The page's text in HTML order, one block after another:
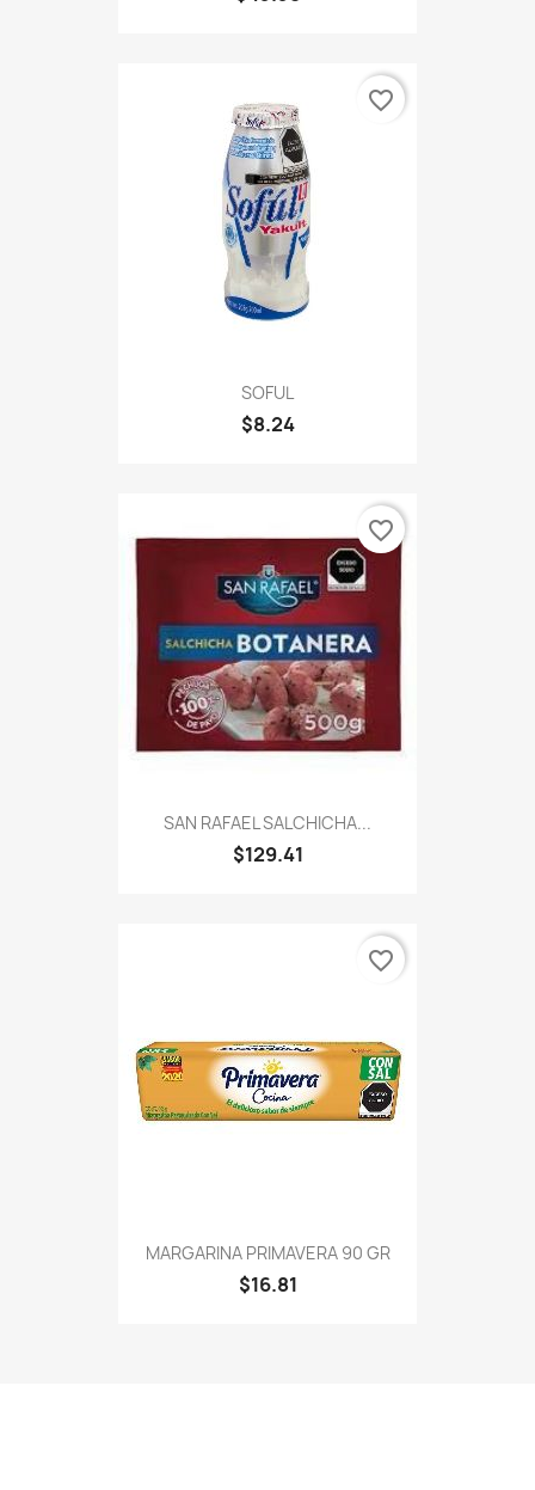
SOFUL
$8.24
favorite_border
SAN RAFAEL SALCHICHA...
$129.41
favorite_border
MARGARINA PRIMAVERA 90 GR
$16.81
favorite_border